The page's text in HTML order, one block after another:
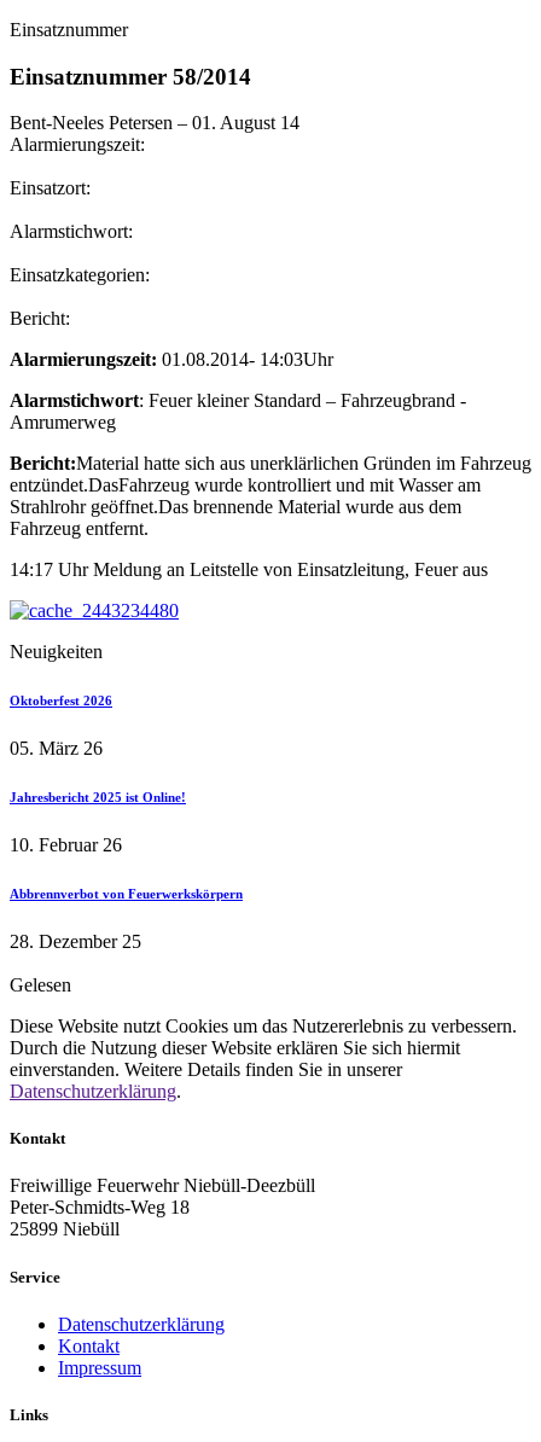
Einsatznummer
Einsatznummer 58/2014
Bent-Neeles Petersen – 01. August 14
Alarmierungszeit:
Einsatzort:
Alarmstichwort:
Einsatzkategorien:
Bericht:
Alarmierungszeit: 01.08.2014- 14:03Uhr
Alarmstichwort: Feuer kleiner Standard – Fahrzeugbrand -
Amrumerweg
Bericht:Material hatte sich aus unerklärlichen Gründen im Fahrzeug
entzündet.DasFahrzeug wurde kontrolliert und mit Wasser am
Strahlrohr geöffnet.Das brennende Material wurde aus dem
Fahrzeug entfernt.
14:17 Uhr Meldung an Leitstelle von Einsatzleitung, Feuer aus
Neuigkeiten
Oktoberfest 2026
05. März 26
Jahresbericht 2025 ist Online!
10. Februar 26
Abbrennverbot von Feuerwerkskörpern
28. Dezember 25
Gelesen
Diese Website nutzt Cookies um das Nutzererlebnis zu verbessern.
Durch die Nutzung dieser Website erklären Sie sich hiermit
einverstanden. Weitere Details finden Sie in unserer
Datenschutzerklärung.
Kontakt
Freiwillige Feuerwehr Niebüll-Deezbüll
Peter-Schmidts-Weg 18
25899 Niebüll
Service
Datenschutzerklärung
Kontakt
Impressum
Links